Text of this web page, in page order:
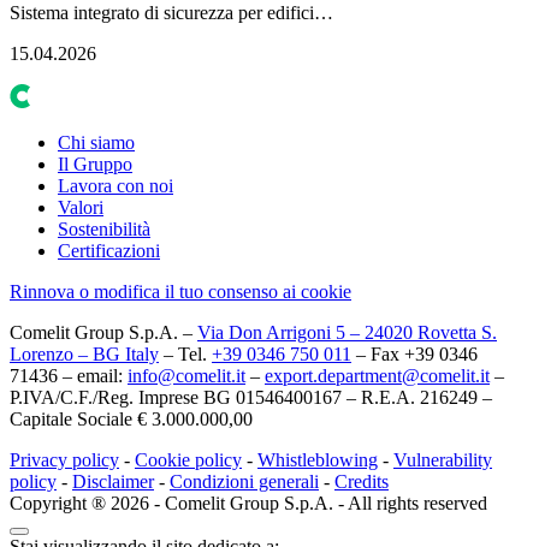
Sistema integrato di sicurezza per edifici…
15.04.2026
Chi siamo
Il Gruppo
Lavora con noi
Valori
Sostenibilità
Certificazioni
Rinnova o modifica il tuo consenso ai cookie
Comelit Group S.p.A. – Via Don Arrigoni 5 – 24020 Rovetta S.
Lorenzo – BG Italy – Tel. +39 0346 750 011 – Fax +39 0346
71436 – email: info@comelit.it – export.department@comelit.it –
P.IVA/C.F./Reg. Imprese BG 01546400167 – R.E.A. 216249 –
Capitale Sociale € 3.000.000,00
Privacy policy - Cookie policy - Whistleblowing - Vulnerability
policy - Disclaimer- Condizioni generali - Credits
Copyright ® 2026 - Comelit Group S.p.A. - All rights reserved